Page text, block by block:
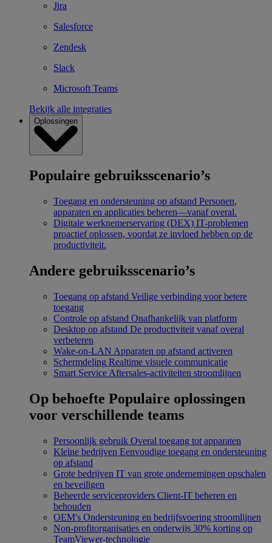
Jira
Salesforce
Zendesk
Slack
Microsoft Teams
Bekijk alle integraties
Oplossingen
Populaire gebruiksscenario’s
Toegang en ondersteuning op afstand Personen,
apparaten en applicaties beheren—vanaf overal.
Digitale werknemerservaring (DEX) IT-problemen
proactief oplossen, voordat ze invloed hebben op de
productiviteit.
Andere gebruiksscenario’s
Toegang op afstand Veilige verbinding voor betere
toegang
Controle op afstand Onafhankelijk van platform
Desktop op afstand De productiviteit vanaf overal
verbeteren
Wake-on-LAN Apparaten op afstand activeren
Schermdeling Realtime visuele communicatie
Smart Service Aftersales-activiteiten stroomlijnen
Op behoefte Populaire oplossingen
voor verschillende teams
Persoonlijk gebruik Overal toegang tot apparaten
Kleine bedrijven Eenvoudige toegang en ondersteuning
op afstand
Grote bedrijven IT van grote ondernemingen opschalen
en beveiligen
Beheerde serviceproviders Client-IT beheren en
behouden
OEM's Ondersteuning en bedrijfsvoering stroomlijnen
Non-profitorganisaties en onderwijs 30% korting op
TeamViewer-technologie